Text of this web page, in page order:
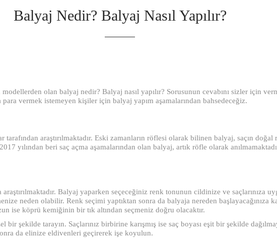
Balyaj Nedir? Balyaj Nasıl Yapılır?
olan balyaj nedir? Balyaj nasıl yapılır? Sorusunun cevabını sizler için
vermek istemeyen kişiler için balyaj yapım aşamalarından bahsedeceğiz.
araştırılmaktadır. Eski zamanların röflesi olarak bilinen balyaj, saçın
yılından beri saç açma aşamalarından olan balyaj, artık röfle olarak
araştırılmaktadır. Balyaj yaparken seçeceğiniz renk tonunun cildinize ve saçlarınıza
neden olabilir. Renk seçimi yaptıktan sonra da balyaja nereden başlayacağınıza
ise köprü kemiğinin bir tık altından seçmeniz doğru olacaktır.
bir şekilde tarayın. Saçlarınız birbirine karışmış ise saç boyası eşit bir şekilde
da elinize eldivenleri geçirerek işe koyulun.